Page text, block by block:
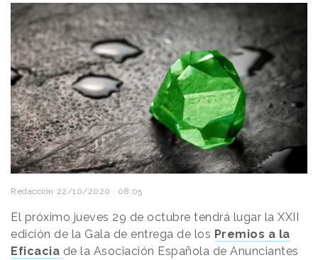
Redacción 22/10/2020 · 08:05
El próximo jueves 29 de octubre tendrá lugar la XXII
edición de la Gala de entrega de los Premios a la
Eficacia de la Asociación Española de Anunciantes